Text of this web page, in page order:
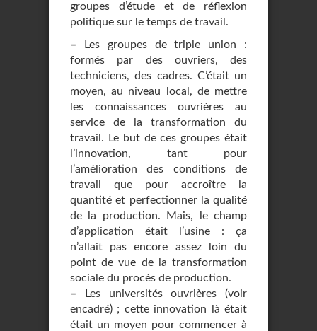
groupes d’étude et de réflexion
politique sur le temps de travail.
– Les groupes de triple union :
formés par des ouvriers, des
techniciens, des cadres. C’était un
moyen, au niveau local, de mettre
les connaissances ouvrières au
service de la transformation du
travail. Le but de ces groupes était
l’innovation, tant pour
l’amélioration des conditions de
travail que pour accroître la
quantité et perfectionner la qualité
de la production. Mais, le champ
d’application était l’usine : ça
n’allait pas encore assez loin du
point de vue de la transformation
sociale du procès de production.
– Les universités ouvrières (voir
encadré) ; cette innovation là était
était un moyen pour commencer à